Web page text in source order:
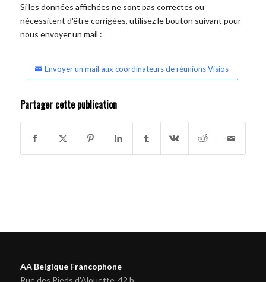
Si les données affichées ne sont pas correctes ou
nécessitent d'être corrigées, utilisez le bouton suivant pour
nous envoyer un mail :
Envoyer un mail aux coordinateurs de réunions Visios
Partager cette publication
AA Belgique Francophone
Rue des Pieds d'Alouette, 42 b